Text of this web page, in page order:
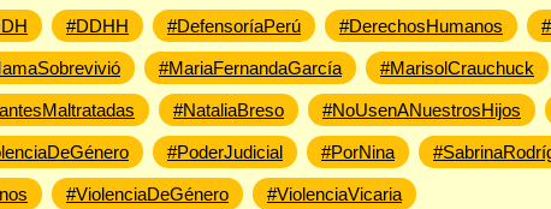
#DDHH #DefensoríaPerú #DerechosHumanos
#MariaFernandaGarcía #MarisolCrauchuck
#NataliaBreso #NoUsenANuestrosHijos
#PoderJudicial #PorNina
#ViolenciaDeGénero #ViolenciaVicaria